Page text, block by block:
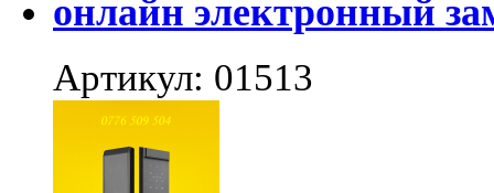
онлайн электронный
Артикул: 01513